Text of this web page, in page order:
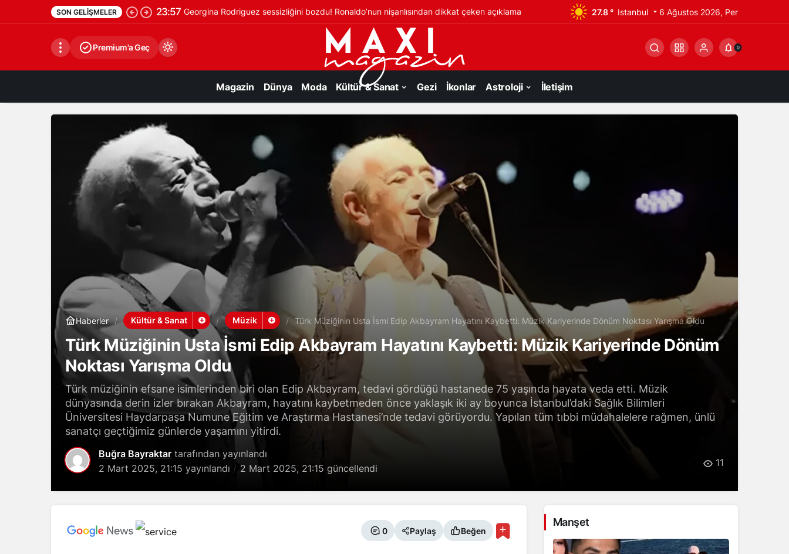
SON GELIŞMELER 23:57 Georgina Rodriguez sessizliğini bozdu! Ronaldo’nun nişanlısından dikkat çeken açıklama 27.8 ° Istanbul 6 Ağustos 2026, Per
Premium'a Geç
Gündüz modunu seçin.
Gece Modu
Gece modunu seçin.
0
Magazin Dünya Moda Kültür & Sanat Gezi İkonlar Astroloji İletişim
Haberler Kültür & Sanat Müzik Türk Müziğinin Usta İsmi Edip Akbayram Hayatını Kaybetti: Müzik Kariyerinde Dönüm Noktası Yarışma Oldu
Türk Müziğinin Usta İsmi Edip Akbayram Hayatını Kaybetti: Müzik Kariyerinde Dönüm
Noktası Yarışma Oldu
Türk müziğinin efsane isimlerinden biri olan Edip Akbayram, tedavi gördüğü hastanede 75 yaşında hayata veda etti. Müzik
dünyasında derin izler bırakan Akbayram, hayatını kaybetmeden önce yaklaşık iki ay boyunca İstanbul’daki Sağlık Bilimleri
Üniversitesi Haydarpaşa Numune Eğitim ve Araştırma Hastanesi’nde tedavi görüyordu. Yapılan tüm tıbbi müdahalelere rağmen, ünlü
sanatçı geçtiğimiz günlerde yaşamını yitirdi.
Buğra Bayraktar tarafından yayınlandı
2 Mart 2025, 21:15 yayınlandı 2 Mart 2025, 21:15 güncellendi 11
0 Paylaş Beğen
Manşet